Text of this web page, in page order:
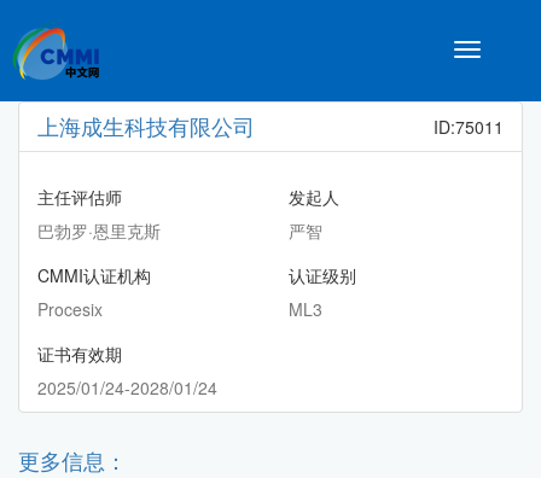
Toggle
上海成生科技有限公司 ID:75011
主任评估师
巴勃罗·恩里克斯
发起人
严智
CMMI认证机构
Procesix
认证级别
ML3
证书有效期
2025/01/24-2028/01/24
更多信息：